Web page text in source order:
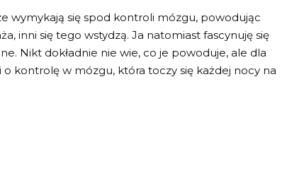
wymykają się spod kontroli mózgu, powodując
inni się tego wstydzą. Ja natomiast fascynuję się
Nikt dokładnie nie wie, co je powoduje, ale dla
kontrolę w mózgu, która toczy się każdej nocy na